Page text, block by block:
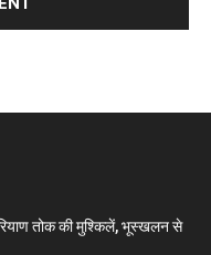
तोक की मुश्किलें, भूस्खलन से